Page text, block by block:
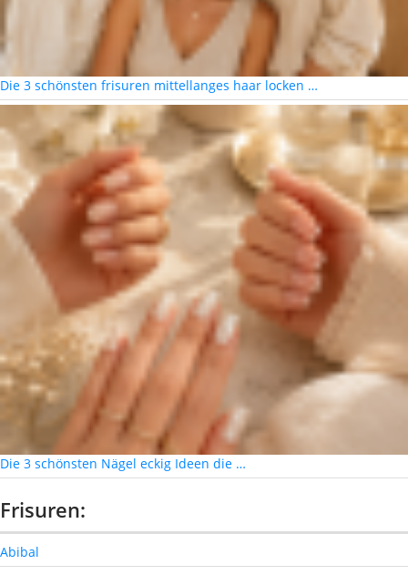
Die 3 schönsten frisuren mittellanges haar locken …
Die 3 schönsten Nägel eckig Ideen die …
Frisuren:
Abibal